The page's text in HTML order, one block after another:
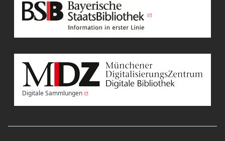
Digitale Sammlungen